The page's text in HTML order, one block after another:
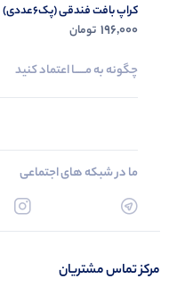
کراپ بافت فندقی (پک6عددی)
196,000 تومان
چگونه به مــــــا اعتماد کنید
ما در شبکه های اجتماعی
مرکز تماس مشتریان